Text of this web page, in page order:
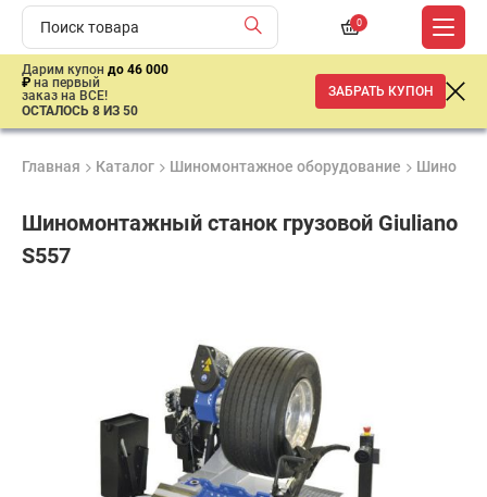
0
Дарим купон до 46 000
₽ на первый
заказ на ВСЕ!
ОСТАЛОСЬ 8 ИЗ 50
ЗАБРАТЬ КУПОН
Главная Каталог Шиномонтажное оборудование
Шиномонтажный станок грузовой Giuliano
S557